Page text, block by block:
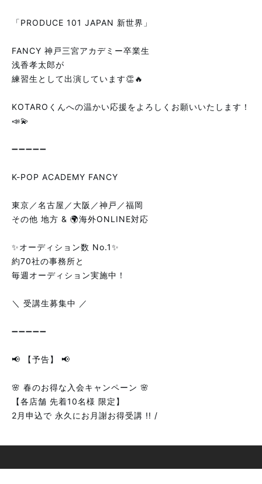
「PRODUCE 101 JAPAN 新世界」
FANCY 神戸三宮アカデミー卒業生
浅香孝太郎が
練習生として出演しています👏🔥
KOTAROくんへの温かい応援をよろしくお願いいたします！
📣💫
➖➖➖➖➖
K-POP ACADEMY FANCY
東京／名古屋／大阪／神戸／福岡
その他 地方 & 🌍海外ONLINE対応
✨オーディション数 No.1✨
約70社の事務所と
毎週オーディション実施中！
＼ 受講生募集中 ／
➖➖➖➖➖
📢 【予告】 📢
🌸 春のお得な入会キャンペーン 🌸
【各店舗 先着10名様 限定】
2月申込で 永久にお月謝お得受講 !! /